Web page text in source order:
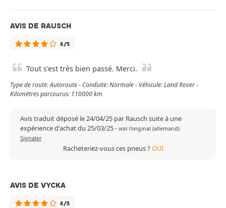
AVIS DE RAUSCH
4/5
Tout s'est très bien passé. Merci.
Type de route: Autoroute - Conduite: Normale - Véhicule: Land Rover -
Kilomètres parcourus: 110000 km
Avis traduit déposé le 24/04/25 par Rausch suite à une
expérience d'achat du 25/03/25- voir l'original (allemand)
Signaler
Racheteriez-vous ces pneus ?OUI
AVIS DE VYCKA
4/5